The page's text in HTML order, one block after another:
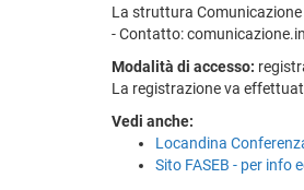
La struttura
- Contatto:
Modalità di accesso:
La registrazione va
Vedi anche:
Locandina
Sito FASEB - per info